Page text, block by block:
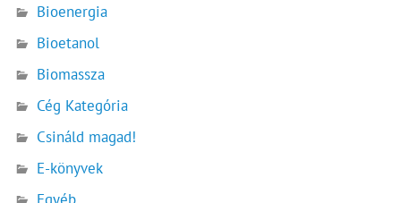
Bioenergia
Bioetanol
Biomassza
Cég Kategória
Csináld magad!
E-könyvek